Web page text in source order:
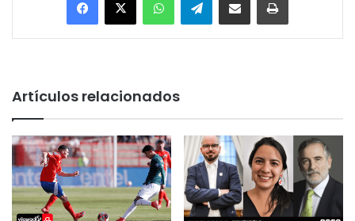
Artículos relacionados